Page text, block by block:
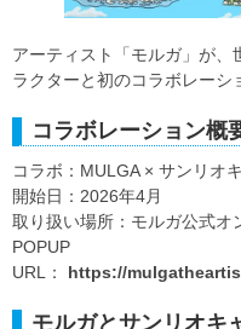
アーティスト「モルガ」が、
ラクターと初のコラボレーシ
コラボレーション概
コラボ：MULGA × サンリオ
開始日：2026年4月
取り扱い場所：モルガ公式オ
POPUP
URL： https://
モルガとサンリオキ